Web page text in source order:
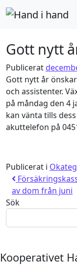
Hoppa till innehåll
Gott nytt
Publicerat
Gott nytt år
och assistenter.
på måndag den 4
kan vänta tills
akuttelefon på
Publicerat i
av dom från juni
Sök
Kooperativet